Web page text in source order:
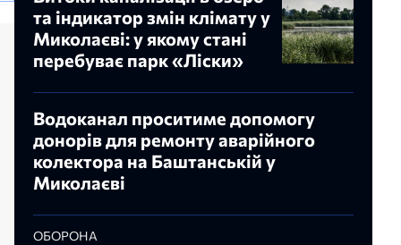
та індикатор змін клімату у
Миколаєві: у якому стані
перебуває парк «Ліски»
Водоканал проситиме допомогу
донорів для ремонту аварійного
колектора на Баштанській у
Миколаєві
ОБОРОНА